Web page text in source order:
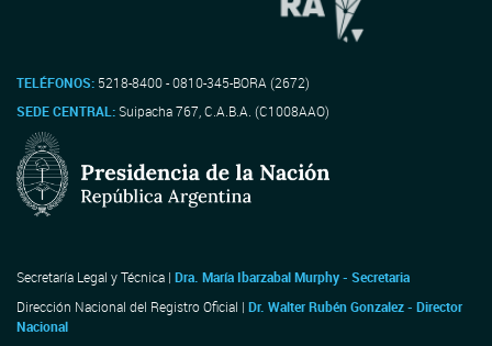
TELÉFONOS: 5218-8400 - 0810-345-BORA (2672)
SEDE CENTRAL:Suipacha 767, C.A.B.A. (C1008AAO)
Secretaría Legal y Técnica | Dra. María Ibarzabal Murphy - Secretaria
Dirección Nacional del Registro Oficial | Dr. Walter Rubén Gonzalez - Director
Nacional